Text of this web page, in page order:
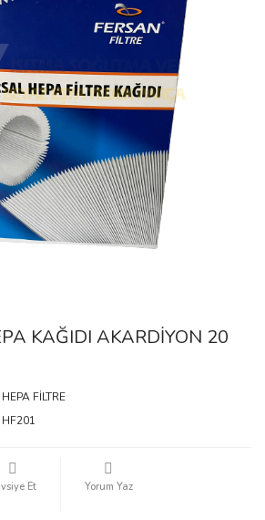
KAĞIDI AKARDİYON 20
HEPA FİLTRE
HF201
Et Yorum Yaz